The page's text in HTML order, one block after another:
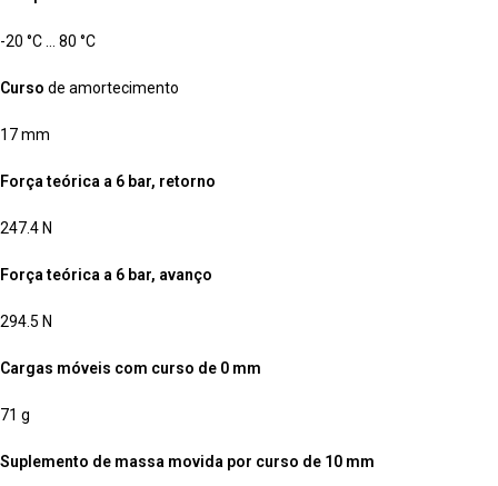
-20 °C … 80 °C
Curso de amortecimento
17 mm
Força teórica a 6 bar, retorno
247.4 N
Força teórica a 6 bar, avanço
294.5 N
Cargas móveis com curso de 0 mm
71 g
Suplemento de massa movida por curso de 10 mm